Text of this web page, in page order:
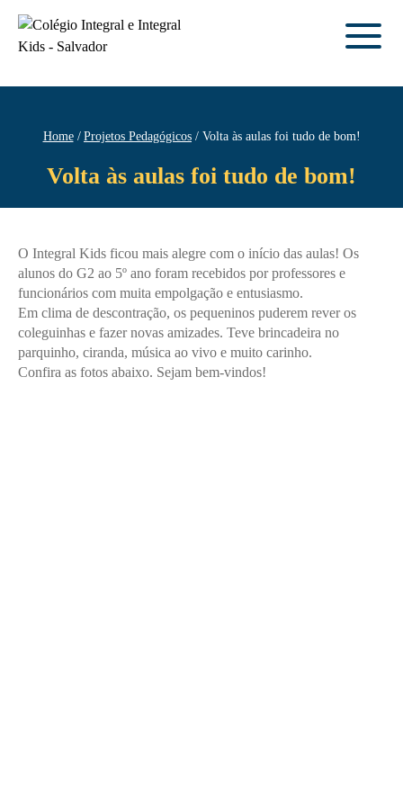
Home Projetos Pedagógicos Volta às aulas foi tudo de bom!
Volta às aulas foi tudo de bom!
O Integral Kids ficou mais alegre com o início das aulas! Os
alunos do G2 ao 5º ano foram recebidos por professores e
funcionários com muita empolgação e entusiasmo.
Em clima de descontração, os pequeninos puderem rever os
coleguinhas e fazer novas amizades. Teve brincadeira no
parquinho, ciranda, música ao vivo e muito carinho.
Confira as fotos abaixo. Sejam bem-vindos!